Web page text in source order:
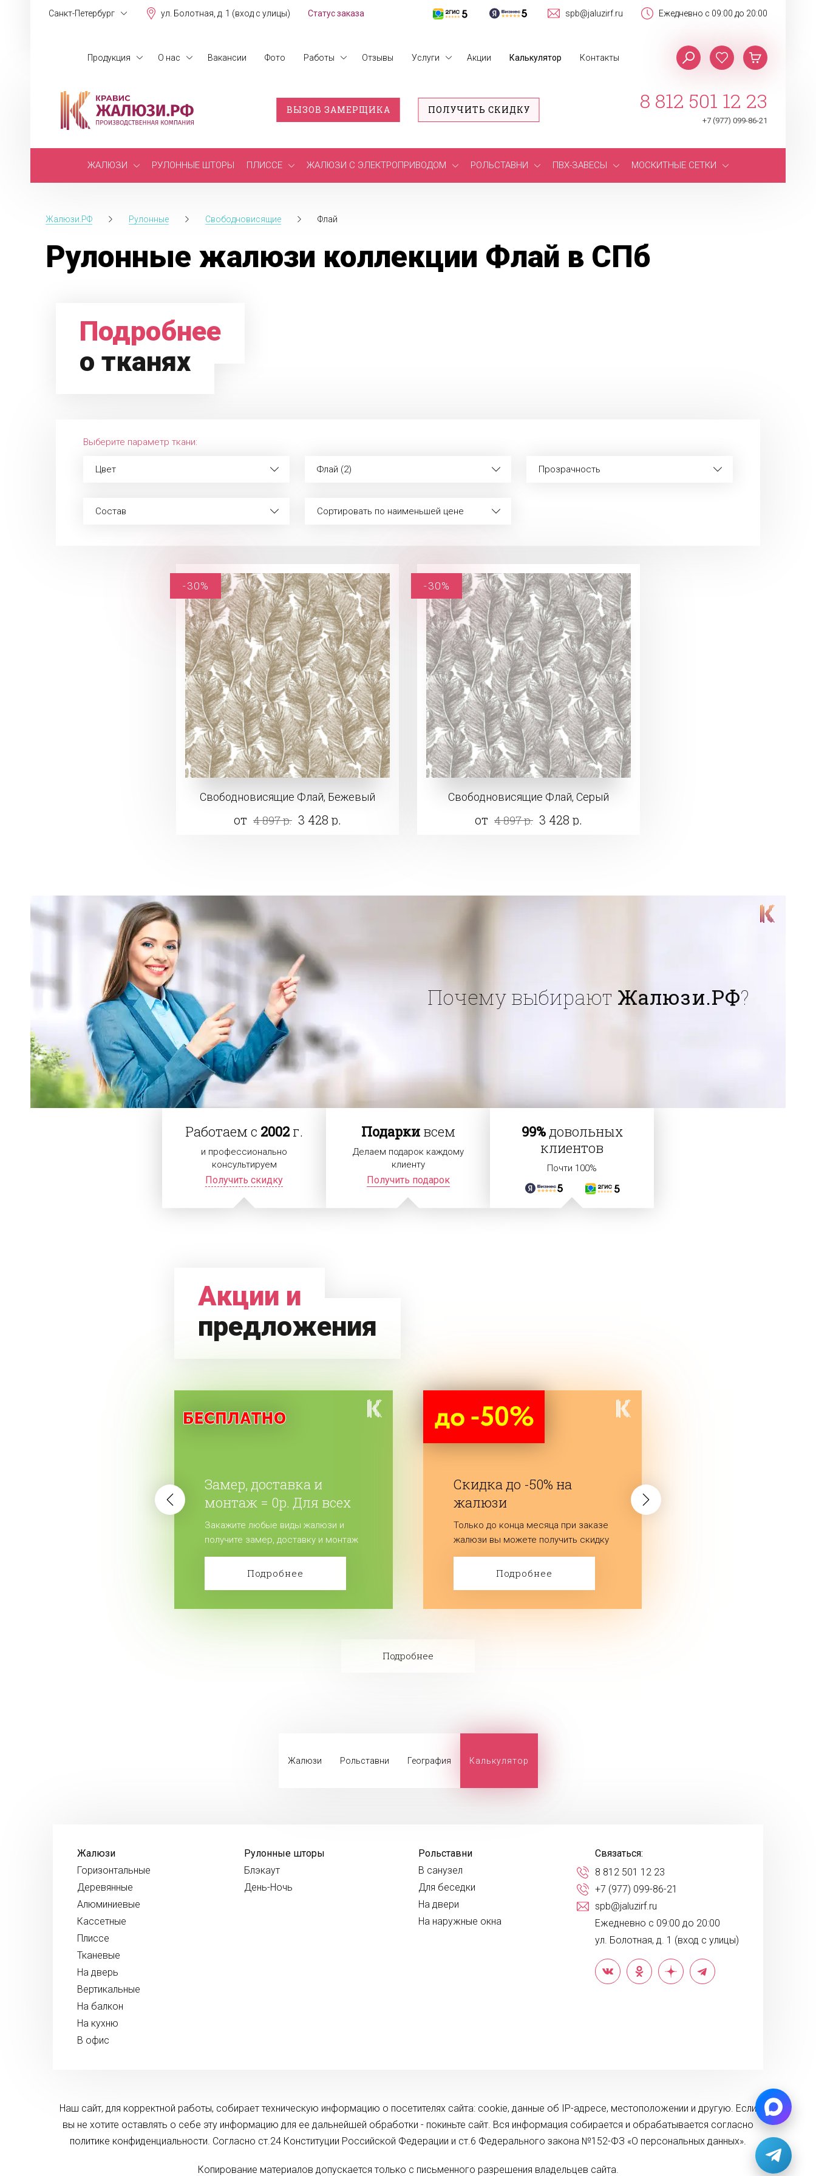
Санкт-Петербург ул. Болотная, д. 1 (вход с улицы) Ежедневно с 09:00 до 20:00
spb@jaluzirf.ru
Статус заказа
Продукция О нас Вакансии Фото Работы Отзывы Услуги Акции Калькулятор Контакты
ВЫЗОВ ЗАМЕРЩИКА ПОЛУЧИТЬ СКИДКУ 8 812 501 12 23
+7 (977) 099-86-21
ЖАЛЮЗИ РУЛОННЫЕ ШТОРЫ ПЛИССЕ ЖАЛЮЗИ С ЭЛЕКТРОПРИВОДОМ РОЛЬСТАВНИ ПВХ-ЗАВЕСЫ МОСКИТНЫЕ СЕТКИ
Жалюзи.РФ Рулонные Свободновисящие Флай
Рулонные жалюзи коллекции Флай в СПб
Подробнее
о тканях
Выберите параметр ткани:
Цвет Флай (2) Прозрачность
Состав Сортировать по наименьшей цене
Свободновисящие Флай, Бежевый
от 4 897 р. 3 428 р.
-30%
Свободновисящие Флай, Серый
от 4 897 р. 3 428 р.
-30%
Почему выбирают Жалюзи.РФ?
Работаем с 2002 г.
и профессионально
консультируем
Получить скидку
Подаркивсем
Делаем подарок каждому
клиенту
Получить подарок
99%довольных
клиентов
Почти 100%
Акции и
предложения
Замер, доставка и
монтаж = 0р. Для всех
жалюзи.
Закажите любые виды жалюзи и
получите замер, доставку и монтаж
бесплатно! Сделайте заказ!
Подробнее
Скидка до -50% на
жалюзи
Только до конца месяца при заказе
жалюзи вы можете получить скидку
до 50%! Заказывайте.
Подробнее
Подробнее
Жалюзи Рольставни География Калькулятор
Жалюзи
Горизонтальные
Деревянные
Алюминиевые
Кассетные
Плиссе
Тканевые
На дверь
Вертикальные
На балкон
На кухню
В офис
Рулонные шторы
Блэкаут
День-Ночь
Рольставни
В санузел
Для беседки
На двери
На наружные окна
Связаться:
8 812 501 12 23
+7 (977) 099-86-21
spb@jaluzirf.ru
Ежедневно с 09:00 до 20:00
ул. Болотная, д. 1 (вход с улицы)
Наш сайт, для корректной работы, собирает техническую информацию о посетителях сайта: cookie, данные об IP-адресе, местоположении и другую. Если
вы не хотите оставлять о себе эту информацию для ее дальнейшей обработки - покиньте сайт. Вся информация собирается и обрабатывается согласно
политике конфиденциальности. Согласно ст.24 Конституции Российской Федерации и ст.6 Федерального закона №152-ФЗ «О персональных данных».
Копирование материалов допускается только с письменного разрешения владельцев сайта.